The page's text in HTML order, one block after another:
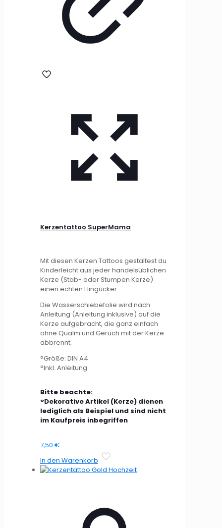
Kerzentattoo SuperMama
Mit diesen Kerzen Tattoos gestaltest du
Kinderleicht aus jeder handelsüblichen
Kerze (Stab- oder Stumpen Kerze)
einen echten Hingucker.
Die Wasserschiebefolie wird nach
Anleitung (Anleitung inklusive) auf die
Kerze aufgebracht, die ganz einfach
ohne Qualm und Geruch mit der Kerze
abbrennt.
°Größe: DIN A4
°Inkl. Anleitung
Bitte beachte:
°Dekorative Artikel (Kerze) dienen
lediglich als Beispiel und sind nicht
im Kaufpreis inbegriffen
7,50 €
In den Warenkorb